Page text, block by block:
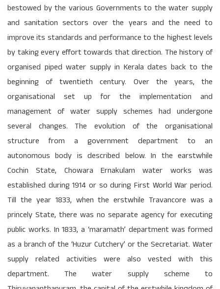
bestowed by the various Governments to the water supply
and sanitation sectors over the years and the need to
improve its standards and performance to the highest levels
by taking every effort towards that direction. The history of
organised piped water supply in Kerala dates back to the
beginning of twentieth century. Over the years, the
organisational set up for the implementation and
management of water supply schemes had undergone
several changes. The evolution of the organisational
structure from a government department to an
autonomous body is described below. In the earstwhile
Cochin State, Chowara Ernakulam water works was
established during 1914 or so during First World War period.
Till the year 1833, when the erstwhile Travancore was a
princely State, there was no separate agency for executing
public works. In 1833, a ‘maramath’ department was formed
as a branch of the ‘Huzur Cutchery’ or the Secretariat. Water
supply related activities were also vested with this
department. The water supply scheme to